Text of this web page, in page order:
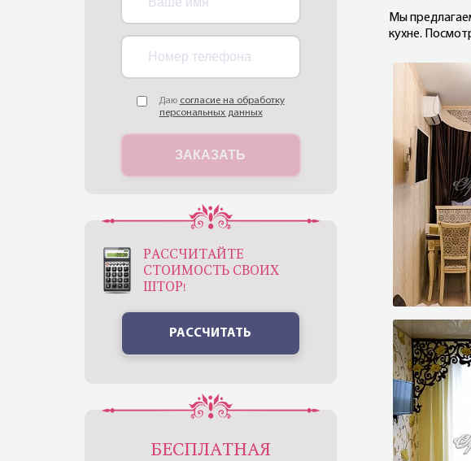
Мы
кухне.
Даю согласие на обработку
персональных данных
ЗАКАЗАТЬ
РАССЧИТАЙТЕ
СТОИМОСТЬ СВОИХ
ШТОР!
РАССЧИТАТЬ
БЕСПЛАТНАЯ